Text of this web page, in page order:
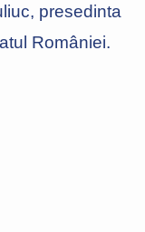
presedinta
României.